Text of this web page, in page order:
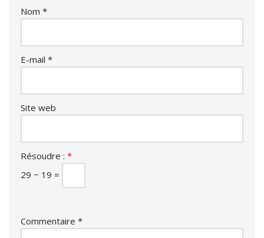
Nom *
E-mail *
Site web
Résoudre : *
29 − 19 =
Commentaire *